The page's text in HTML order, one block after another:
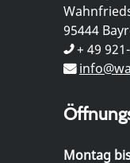
95444
+ 49
Montag